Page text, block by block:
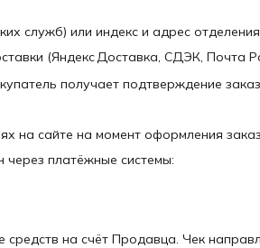
служб) или индекс и адрес
(Яндекс Доставка, СДЭК, Почта
получает подтверждение
на сайте на момент оформления
через платёжные системы:
на счёт Продавца. Чек